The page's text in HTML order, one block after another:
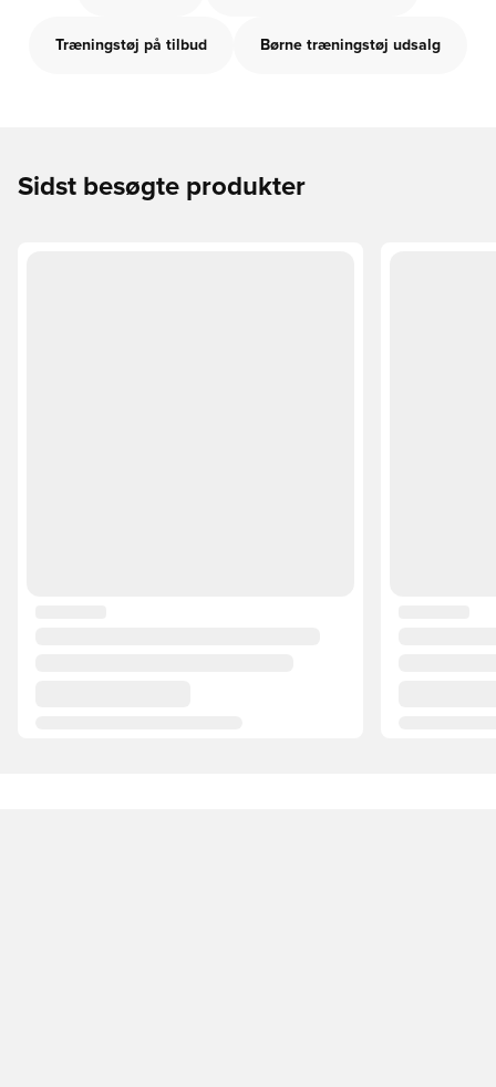
Træningstøj på tilbud Børne træningstøj udsalg
Sidst besøgte produkter